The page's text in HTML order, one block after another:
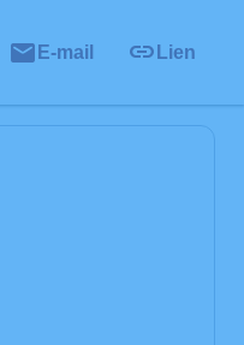
E-mail Lien